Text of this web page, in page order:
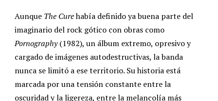
Aunque The Curehabía definido ya buena parte del
imaginario del rock gótico con obras como
Pornography(1982), un álbum extremo, opresivo y
cargado de imágenes autodestructivas, la banda
nunca se limitó a ese territorio. Su historia está
marcada por una tensión constante entre la
oscuridad y la ligereza, entre la melancolía más